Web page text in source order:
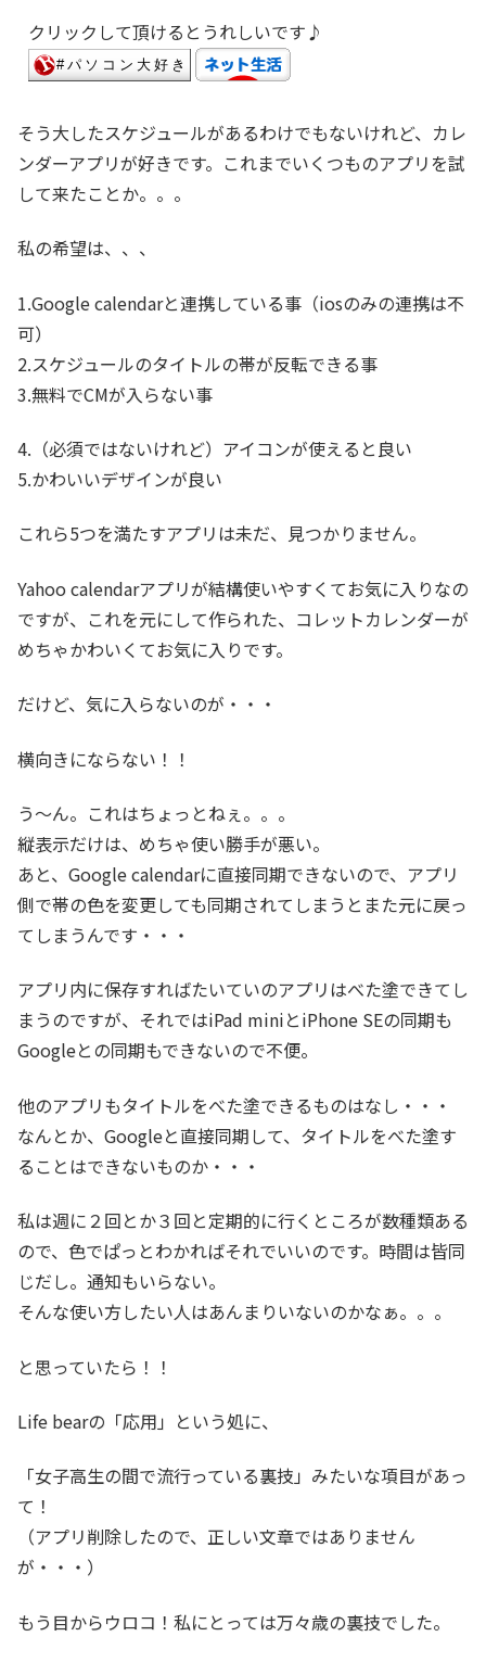
クリックして頂けるとうれしいです♪
そう大したスケジュールがあるわけでもないけれど、カレ
ンダーアプリが好きです。これまでいくつものアプリを試
して来たことか。。。
私の希望は、、、
1.Google calendarと連携している事（iosのみの連携は不
可）
2.スケジュールのタイトルの帯が反転できる事
3.無料でCMが入らない事
4.（必須ではないけれど）アイコンが使えると良い
5.かわいいデザインが良い
これら5つを満たすアプリは未だ、見つかりません。
Yahoo calendarアプリが結構使いやすくてお気に入りなの
ですが、これを元にして作られた、コレットカレンダーが
めちゃかわいくてお気に入りです。
だけど、気に入らないのが・・・
横向きにならない！！
う～ん。これはちょっとねぇ。。。
縦表示だけは、めちゃ使い勝手が悪い。
あと、Google calendarに直接同期できないので、アプリ
側で帯の色を変更しても同期されてしまうとまた元に戻っ
てしまうんです・・・
アプリ内に保存すればたいていのアプリはべた塗できてし
まうのですが、それではiPad miniとiPhone SEの同期も
Googleとの同期もできないので不便。
他のアプリもタイトルをべた塗できるものはなし・・・
なんとか、Googleと直接同期して、タイトルをべた塗す
ることはできないものか・・・
私は週に２回とか３回と定期的に行くところが数種類ある
ので、色でぱっとわかればそれでいいのです。時間は皆同
じだし。通知もいらない。
そんな使い方したい人はあんまりいないのかなぁ。。。
と思っていたら！！
Life bearの「応用」という処に、
「女子高生の間で流行っている裏技」みたいな項目があっ
て！
（アプリ削除したので、正しい文章ではありません
が・・・）
もう目からウロコ！私にとっては万々歳の裏技でした。